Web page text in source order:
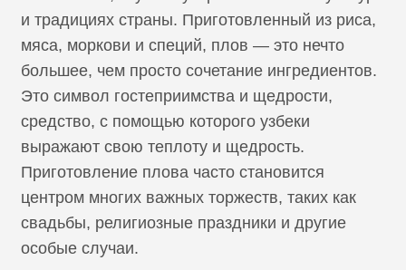
и традициях страны. Приготовленный из риса,
мяса, моркови и специй, плов — это нечто
большее, чем просто сочетание ингредиентов.
Это символ гостеприимства и щедрости,
средство, с помощью которого узбеки
выражают свою теплоту и щедрость.
Приготовление плова часто становится
центром многих важных торжеств, таких как
свадьбы, религиозные праздники и другие
особые случаи.